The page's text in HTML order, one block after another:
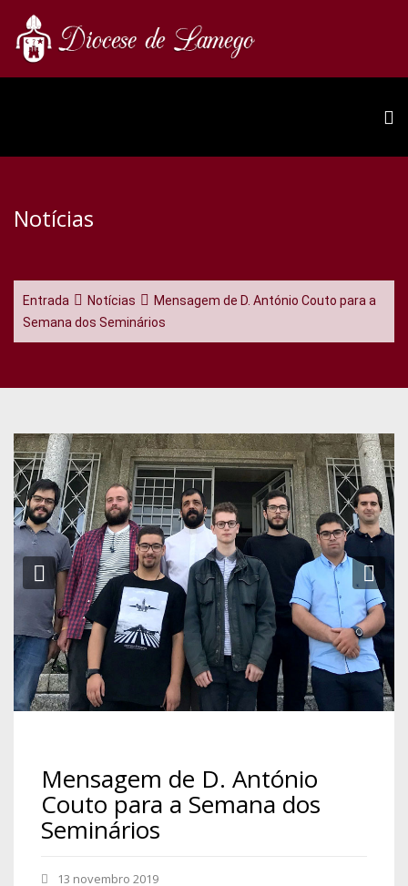
Notícias
Entrada Notícias
Mensagem de D. António Couto para a
Semana dos Seminários
Previous
Mensagem de D. António
Couto para a Semana dos
Seminários
13 novembro 2019